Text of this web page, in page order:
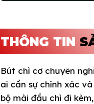
THÔNG TIN
Bút chì cơ chuyên
ai cần sự chính xác
bộ mài đầu chì đi